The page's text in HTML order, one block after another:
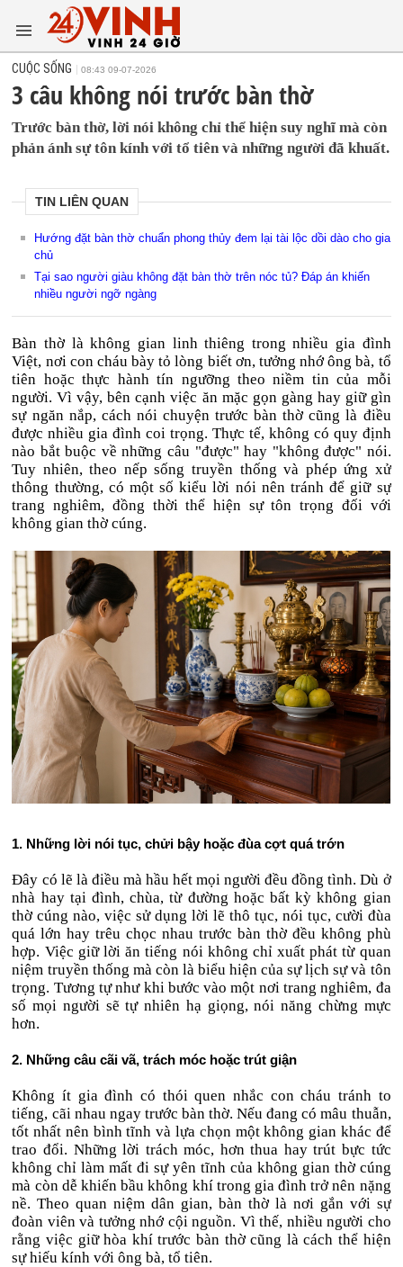
CUỘC SỐNG 08:43 09-07-2026
3 câu không nói trước bàn thờ
Trước bàn thờ, lời nói không chỉ thể hiện suy nghĩ mà còn
phản ánh sự tôn kính với tổ tiên và những người đã khuất.
TIN LIÊN QUAN
Hướng đặt bàn thờ chuẩn phong thủy đem lại tài lộc dồi dào cho gia
chủ
Tại sao người giàu không đặt bàn thờ trên nóc tủ? Đáp án khiến
nhiều người ngỡ ngàng
Bàn thờ là không gian linh thiêng trong nhiều gia đình
Việt, nơi con cháu bày tỏ lòng biết ơn, tưởng nhớ ông bà, tổ
tiên hoặc thực hành tín ngưỡng theo niềm tin của mỗi
người. Vì vậy, bên cạnh việc ăn mặc gọn gàng hay giữ gìn
sự ngăn nắp, cách nói chuyện trước bàn thờ cũng là điều
được nhiều gia đình coi trọng. Thực tế, không có quy định
nào bắt buộc về những câu "được" hay "không được" nói.
Tuy nhiên, theo nếp sống truyền thống và phép ứng xử
thông thường, có một số kiểu lời nói nên tránh để giữ sự
trang nghiêm, đồng thời thể hiện sự tôn trọng đối với
không gian thờ cúng.
1. Những lời nói tục, chửi bậy hoặc đùa cợt quá trớn
Đây có lẽ là điều mà hầu hết mọi người đều đồng tình. Dù ở
nhà hay tại đình, chùa, từ đường hoặc bất kỳ không gian
thờ cúng nào, việc sử dụng lời lẽ thô tục, nói tục, cười đùa
quá lớn hay trêu chọc nhau trước bàn thờ đều không phù
hợp. Việc giữ lời ăn tiếng nói không chỉ xuất phát từ quan
niệm truyền thống mà còn là biểu hiện của sự lịch sự và tôn
trọng. Tương tự như khi bước vào một nơi trang nghiêm, đa
số mọi người sẽ tự nhiên hạ giọng, nói năng chừng mực
hơn.
2. Những câu cãi vã, trách móc hoặc trút giận
Không ít gia đình có thói quen nhắc con cháu tránh to
tiếng, cãi nhau ngay trước bàn thờ. Nếu đang có mâu thuẫn,
tốt nhất nên bình tĩnh và lựa chọn một không gian khác để
trao đổi. Những lời trách móc, hơn thua hay trút bực tức
không chỉ làm mất đi sự yên tĩnh của không gian thờ cúng
mà còn dễ khiến bầu không khí trong gia đình trở nên nặng
nề. Theo quan niệm dân gian, bàn thờ là nơi gắn với sự
đoàn viên và tưởng nhớ cội nguồn. Vì thế, nhiều người cho
rằng việc giữ hòa khí trước bàn thờ cũng là cách thể hiện
sự hiếu kính với ông bà, tổ tiên.